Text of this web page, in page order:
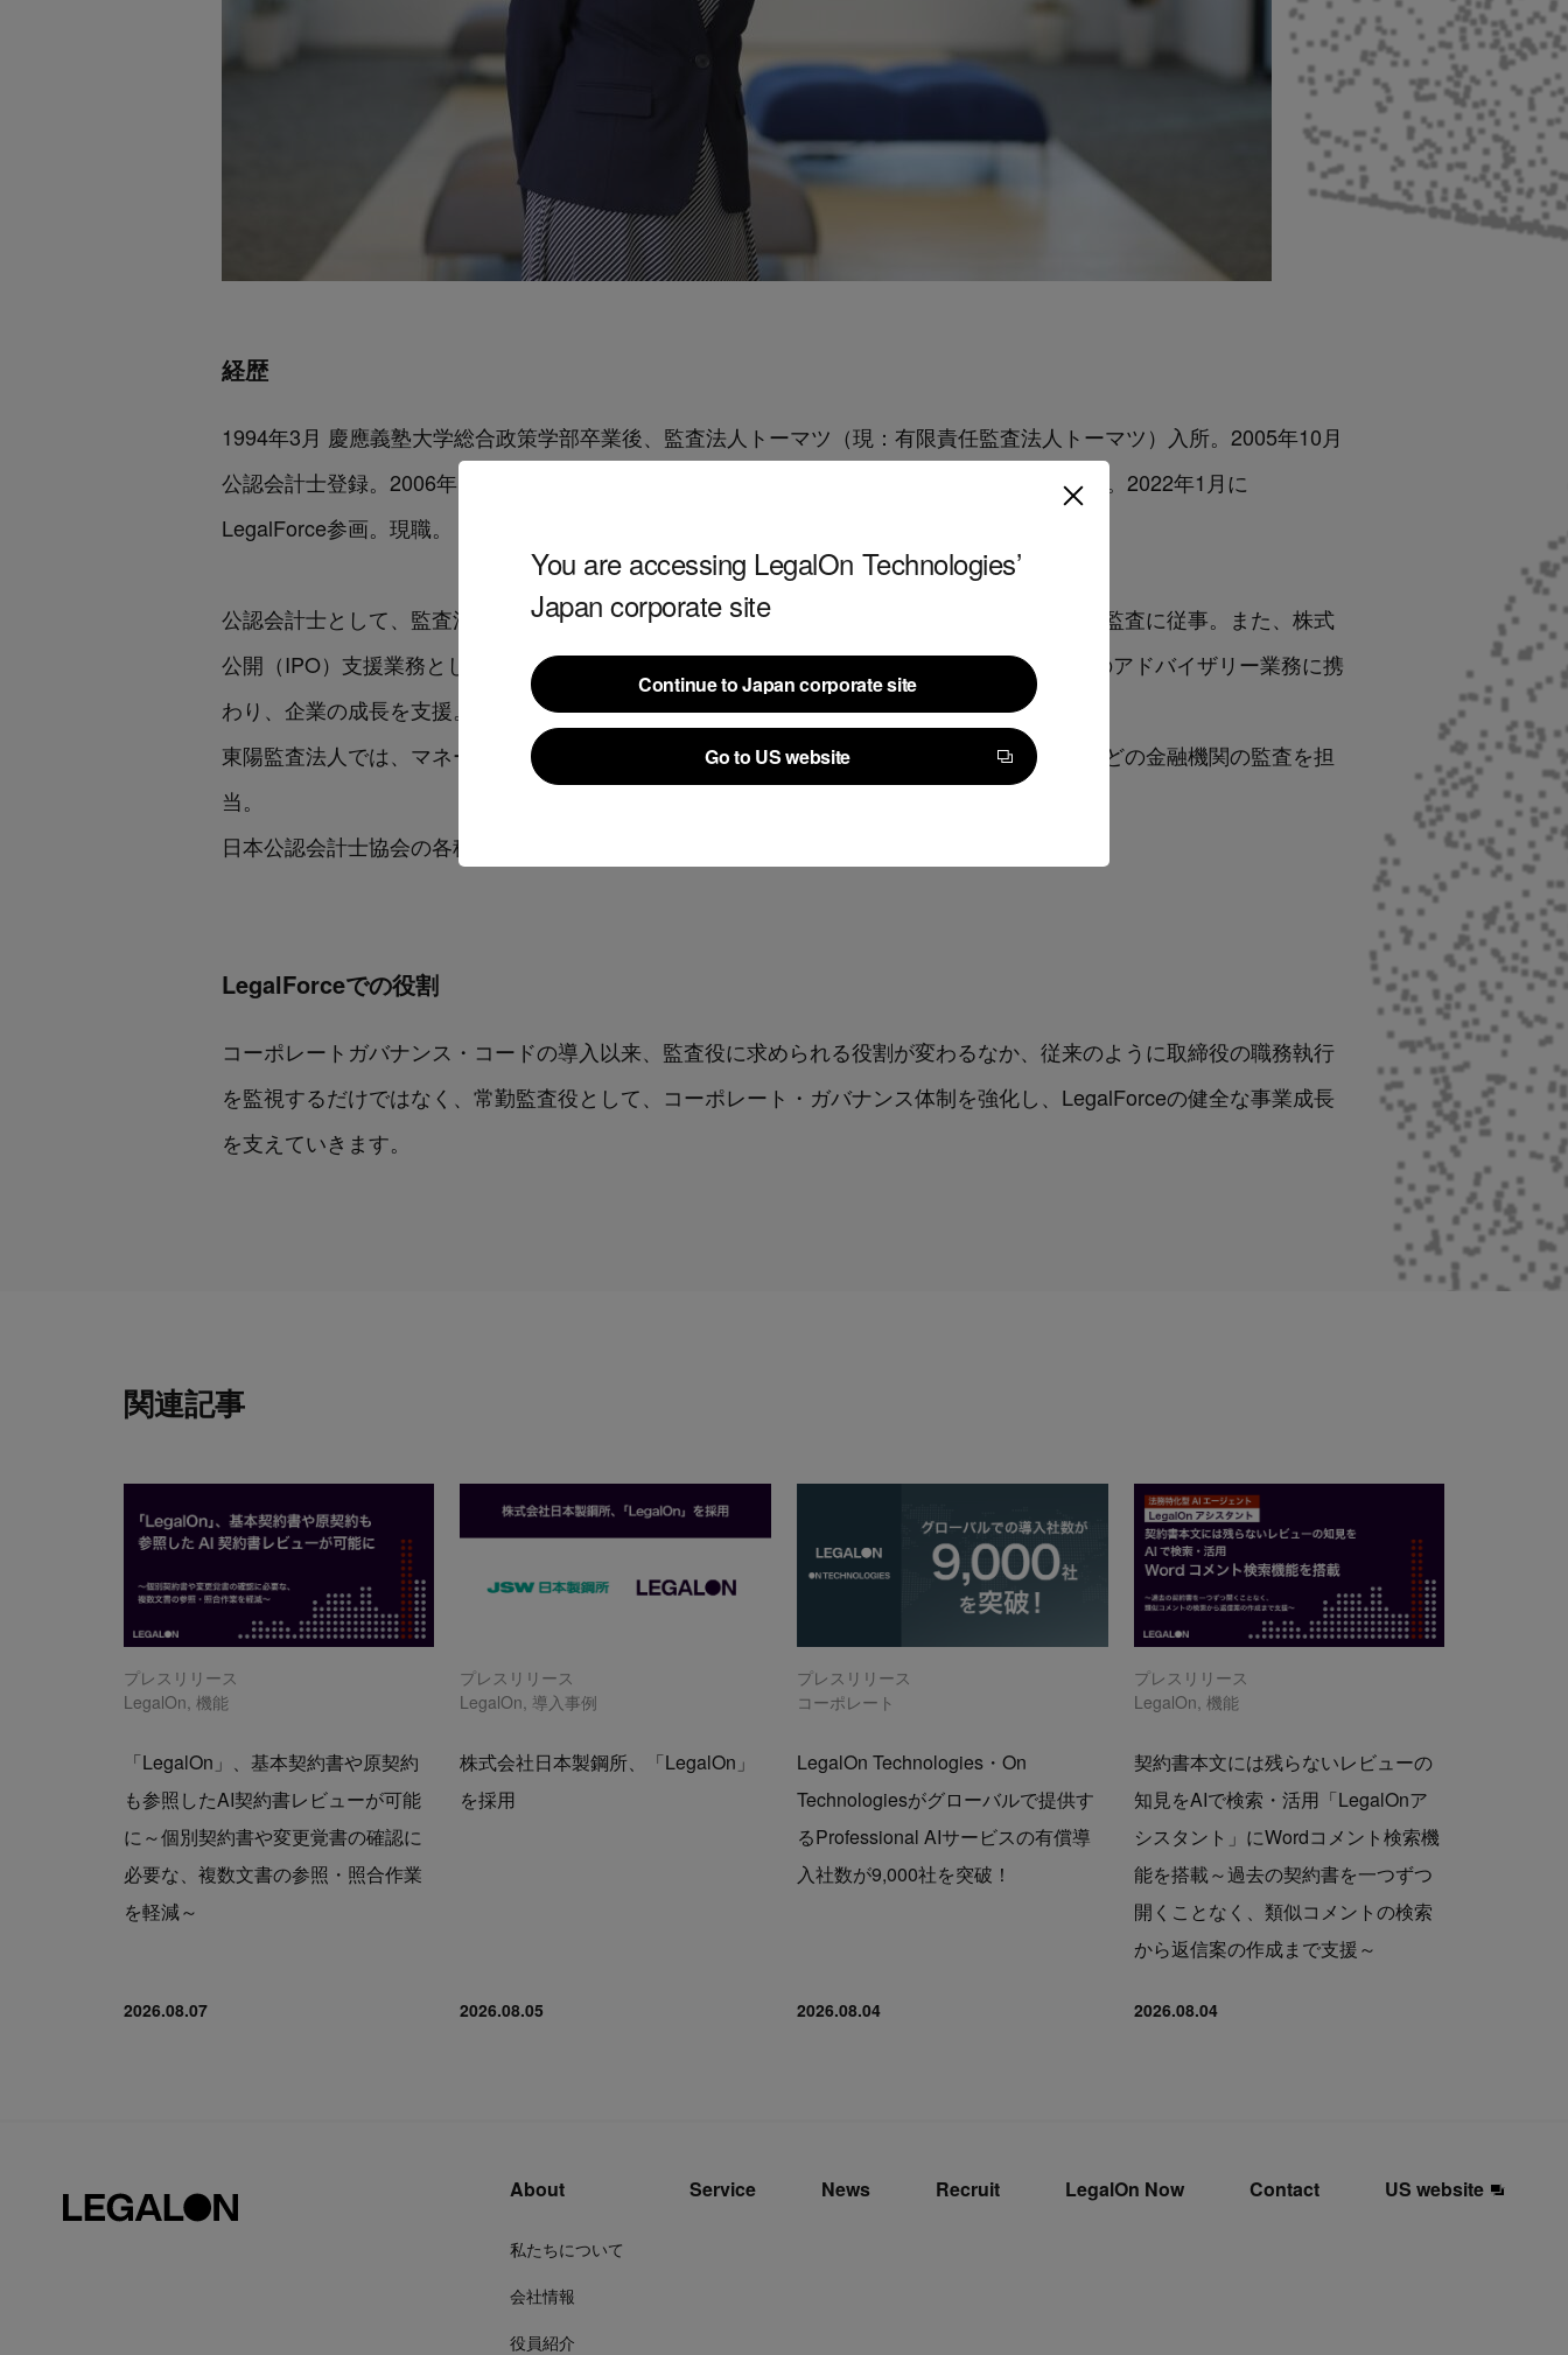
You are accessing LegalOn Technologies’
Japan corporate site
Continue to Japan corporate site
Continue to Japan corporate site
Go to US website
Go to US website
経歴
1994年3月 慶應義塾大学総合政策学部卒業後、監査法人トーマツ（現：有限責任監査法人トーマツ）入所。2005年10月
公認会計士登録。2006年1月より東陽監査法人を経て、2019年10月株式会社ノハナ監査役就任。2022年1月に
LegalForce参画。現職。
公認会計士として、監査法人トーマツにて製造業や商社、小売業などの会計監査及び内部統制監査に従事。また、株式
公開（IPO）支援業務として、IPOに必要な内部統制構築支援、決算早期化、リスク管理などのアドバイザリー業務に携
わり、企業の成長を支援。
東陽監査法人では、マネージャーとして金融監査部門の立ち上げに参画し、銀行業、証券業などの金融機関の監査を担
当。
日本公認会計士協会の各種委員会活動も行う。
LegalForceでの役割
コーポレートガバナンス・コードの導入以来、監査役に求められる役割が変わるなか、従来のように取締役の職務執行
を監視するだけではなく、常勤監査役として、コーポレート・ガバナンス体制を強化し、LegalForceの健全な事業成長
を支えていきます。
関連記事
プレスリリース
LegalOn 機能
「LegalOn」、基本契約書や原契約
も参照したAI契約書レビューが可能
に～個別契約書や変更覚書の確認に
必要な、複数文書の参照・照合作業
を軽減～
2026.08.07
プレスリリース
LegalOn 導入事例
株式会社日本製鋼所、「LegalOn」
を採用
2026.08.05
プレスリリース
コーポレート
LegalOn Technologies・On
Technologiesがグローバルで提供す
るProfessional AIサービスの有償導
入社数が9,000社を突破！
2026.08.04
プレスリリース
LegalOn ,機能
契約書本文には残らないレビューの
知見をAIで検索・活用「LegalOnア
シスタント」にWordコメント検索機
能を搭載～過去の契約書を一つずつ
開くことなく、類似コメントの検索
から返信案の作成まで支援～
2026.08.04
About
私たちについて
会社情報
役員紹介
Service News Recruit LegalOn Now Contact US website